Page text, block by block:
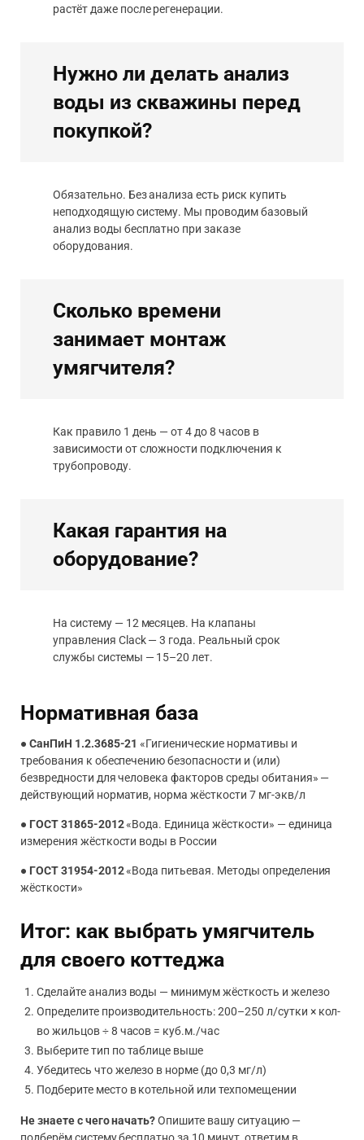
растёт даже после регенерации.
Нужно ли делать анализ
воды из скважины перед
покупкой?
Обязательно. Без анализа есть риск купить
неподходящую систему. Мы проводим базовый
анализ воды бесплатно при заказе
оборудования.
Сколько времени
занимает монтаж
умягчителя?
Как правило 1 день — от 4 до 8 часов в
зависимости от сложности подключения к
трубопроводу.
Какая гарантия на
оборудование?
На систему — 12 месяцев. На клапаны
управления Clack — 3 года. Реальный срок
службы системы — 15–20 лет.
Нормативная база
● СанПиН 1.2.3685-21 «Гигиенические нормативы и
требования к обеспечению безопасности и (или)
безвредности для человека факторов среды обитания» —
действующий норматив, норма жёсткости 7 мг-экв/л
● ГОСТ 31865-2012«Вода. Единица жёсткости» — единица
измерения жёсткости воды в России
● ГОСТ 31954-2012«Вода питьевая. Методы определения
жёсткости»
Итог: как выбрать умягчитель
для своего коттеджа
Сделайте анализ воды — минимум жёсткость и железо
Определите производительность: 200–250 л/сутки × кол-
во жильцов ÷ 8 часов = куб.м./час
Выберите тип по таблице выше
Убедитесь что железо в норме (до 0,3 мг/л)
Подберите место в котельной или техпомещении
Не знаете с чего начать?Опишите вашу ситуацию —